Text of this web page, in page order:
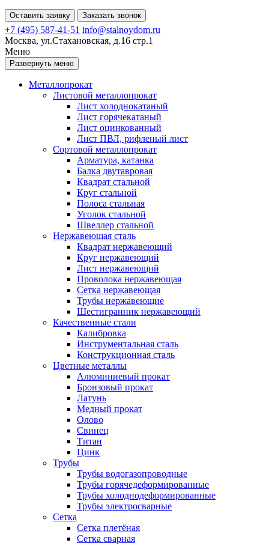
Оставить заявку Заказать звонок
+7 (495) 587-41-51 info@stalnoydom.ru
Москва, ул.Стахановская, д.16 стр.1
Меню
Развернуть меню
Металлопрокат
Листовой металлопрокат
Лист холоднокатаный
Лист горячекатаный
Лист оцинкованный
Лист ПВЛ, рифленый лист
Сортовой металлопрокат
Арматура, катанка
Балка двутавровая
Квадрат стальной
Круг стальной
Полоса стальная
Уголок стальной
Швеллер стальной
Нержавеющая сталь
Квадрат нержавеющий
Круг нержавеющий
Лист нержавеющий
Проволока нержавеющая
Сетка нержавеющая
Трубы нержавеющие
Шестигранник нержавеющий
Качественные стали
Калибровка
Инструментальная сталь
Конструкционная сталь
Цветные металлы
Алюминиевый прокат
Бронзовый прокат
Латунь
Медный прокат
Олово
Свинец
Титан
Цинк
Трубы
Трубы водогазопроводные
Трубы горячедеформированные
Трубы холоднодеформированные
Трубы электросварные
Сетка
Сетка плетёная
Сетка сварная